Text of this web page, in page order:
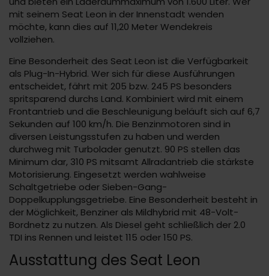
mit seinem Seat Leon in der Innenstadt wenden
möchte, kann dies auf 11,20 Meter Wendekreis
vollziehen.
Eine Besonderheit des Seat Leon ist die Verfügbarkeit
als Plug-In-Hybrid. Wer sich für diese Ausführungen
entscheidet, fährt mit 205 bzw. 245 PS besonders
spritsparend durchs Land. Kombiniert wird mit einem
Frontantrieb und die Beschleunigung beläuft sich auf 6,7
Sekunden auf 100 km/h. Die Benzinmotoren sind in
diversen Leistungsstufen zu haben und werden
durchweg mit Turbolader genutzt. 90 PS stellen das
Minimum dar, 310 PS mitsamt Allradantrieb die stärkste
Motorisierung. Eingesetzt werden wahlweise
Schaltgetriebe oder Sieben-Gang-
Doppelkupplungsgetriebe. Eine Besonderheit besteht in
der Möglichkeit, Benziner als Mildhybrid mit 48-Volt-
Bordnetz zu nutzen. Als Diesel geht schließlich der 2.0
TDI ins Rennen und leistet 115 oder 150 PS.
Ausstattung des Seat Leon